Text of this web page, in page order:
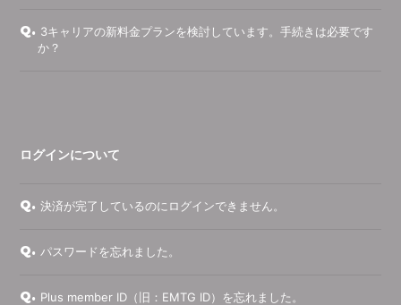
Q. 3キャリアの新料金プランを検討しています。手続きは必要です
か？
ログインについて
Q. 決済が完了しているのにログインできません。
Q. パスワードを忘れました。
Q. Plus member ID（旧：EMTG ID）を忘れました。